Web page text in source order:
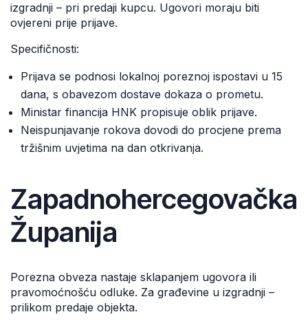
izgradnji – pri predaji kupcu. Ugovori moraju biti
ovjereni prije prijave.
Specifičnosti:
Prijava se podnosi lokalnoj poreznoj ispostavi u 15
dana, s obavezom dostave dokaza o prometu.
Ministar financija HNK propisuje oblik prijave.
Neispunjavanje rokova dovodi do procjene prema
tržišnim uvjetima na dan otkrivanja.
Zapadnohercegovačka
Županija
Porezna obveza nastaje sklapanjem ugovora ili
pravomoćnošću odluke. Za građevine u izgradnji –
prilikom predaje objekta.